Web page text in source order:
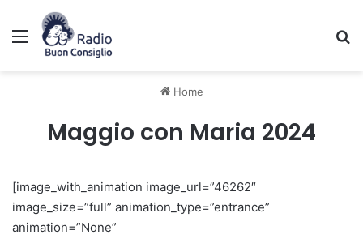
Menu
Home
Maggio con Maria 2024
[image_with_animation image_url=”46262″
image_size=”full” animation_type=”entrance”
animation=”None”